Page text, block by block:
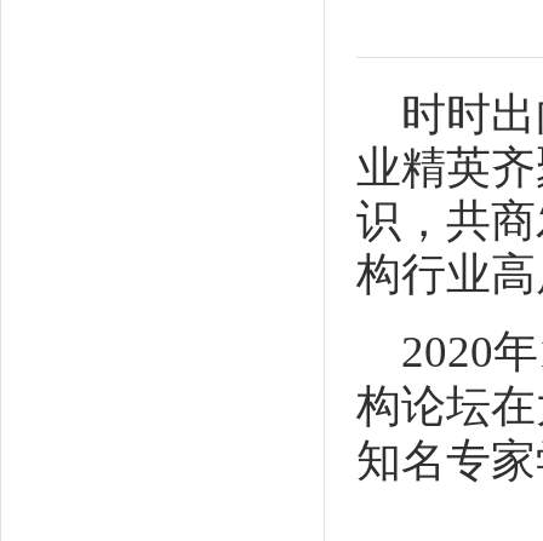
时时
业精英
识，共
构行业
2020
构论坛
知名专